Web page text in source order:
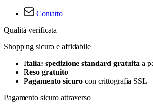
Contatto
Qualità verificata
Shopping sicuro e affidabile
Italia: spedizione standard gratuita a
Reso gratuito
Pagamento sicuro con crittografia SSL
Pagamento sicuro attraverso